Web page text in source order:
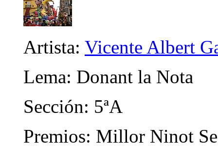
Artista: Vicente Albert
Lema: Donant la Nota
Sección: 5ªA
Premios: Millor Ninot